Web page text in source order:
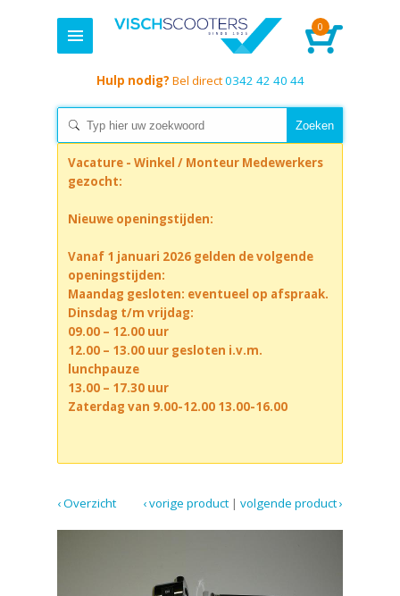
0
Hulp nodig? Bel direct0342 42 40 44
Vacature - Winkel / Monteur Medewerkers
gezocht:
Nieuwe openingstijden:
Vanaf 1 januari 2026 gelden de volgende
openingstijden:
Maandag gesloten: eventueel op afspraak.
Dinsdag t/m vrijdag:
09.00 – 12.00 uur
12.00 – 13.00 uur gesloten i.v.m.
lunchpauze
13.00 – 17.30 uur
Zaterdag van 9.00-12.00 13.00-16.00
‹ Overzicht volgende product ›
|
‹ vorige product